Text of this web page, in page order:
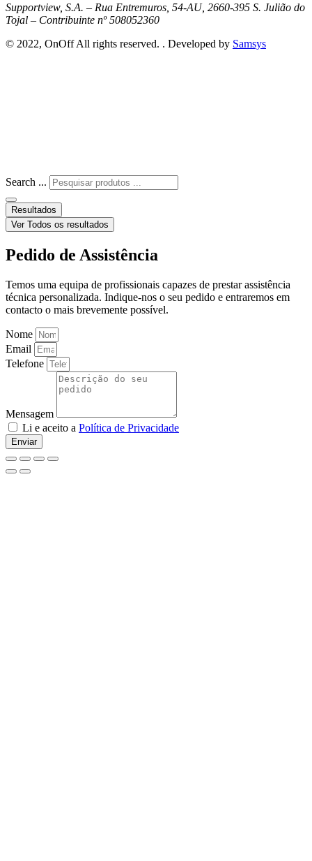
Supportview, S.A. – Rua Entremuros, 54-AU, 2660-395 S. Julião do
Tojal – Contribuinte nº 508052360
© 2022, OnOff All rights reserved. . Developed by Samsys
Search ...
Resultados
Ver Todos os resultados
Pedido de Assistência
Temos uma equipa de profissionais capazes de prestar assistência
técnica personalizada. Indique-nos o seu pedido e entraremos em
contacto o mais brevemente possível.
Nome
Email
Telefone
Mensagem
Li e aceito a Política de Privacidade
Enviar